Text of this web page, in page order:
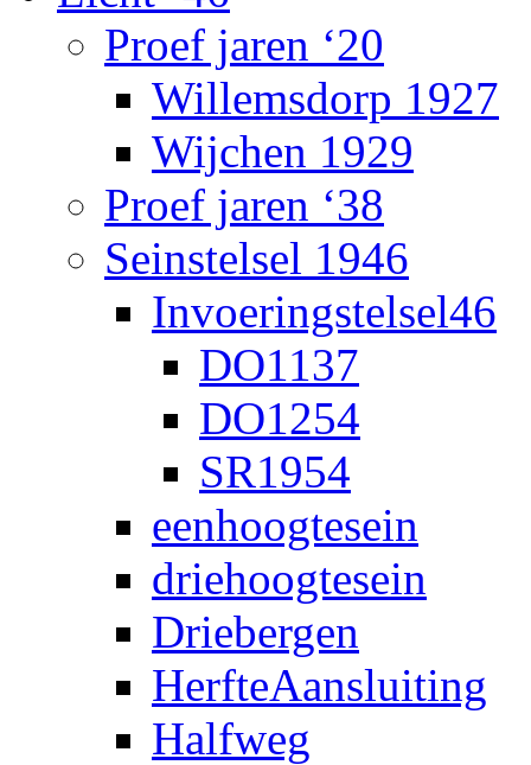
Proef jaren ‘20
Willemsdorp 1927
Wijchen 1929
Proef jaren ‘38
Seinstelsel 1946
Invoeringstelsel46
DO1137
DO1254
SR1954
eenhoogtesein
driehoogtesein
Driebergen
HerfteAansluiting
Halfweg